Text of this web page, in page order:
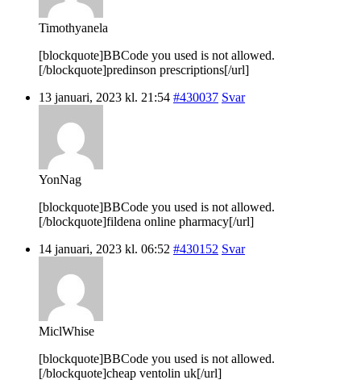
Timothyanela
[blockquote]BBCode you used is not allowed.
[/blockquote]predinson prescriptions[/url]
13 januari, 2023 kl. 21:54 #430037 Svar
YonNag
[blockquote]BBCode you used is not allowed.
[/blockquote]fildena online pharmacy[/url]
14 januari, 2023 kl. 06:52 #430152 Svar
MiclWhise
[blockquote]BBCode you used is not allowed.
[/blockquote]cheap ventolin uk[/url]